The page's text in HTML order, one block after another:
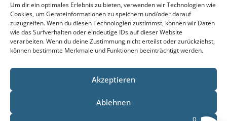
Um dir ein optimales Erlebnis zu bieten, verwenden wir Technologien wie
Cookies, um Geräteinformationen zu speichern und/oder darauf
zuzugreifen. Wenn du diesen Technologien zustimmst, können wir Daten
wie das Surfverhalten oder eindeutige IDs auf dieser Website
verarbeiten. Wenn du deine Zustimmung nicht erteilst oder zurückziehst,
können bestimmte Merkmale und Funktionen beeinträchtigt werden.
Akzeptieren
Ablehnen
0